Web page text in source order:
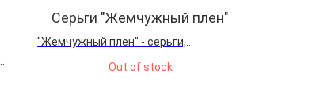
Серьги "Жемчужный плен"
"Жемчужный плен" - серьги,
морских сиренах, чьи слезы
Out of stock